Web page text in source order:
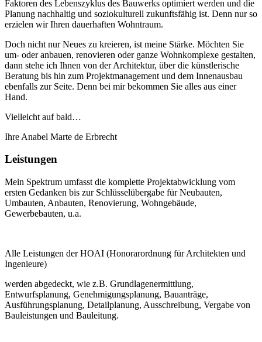
Faktoren des Lebenszyklus des Bauwerks optimiert werden und die
Planung nachhaltig und soziokulturell zukunftsfähig ist. Denn nur so
erzielen wir Ihren dauerhaften Wohntraum.
Doch nicht nur Neues zu kreieren, ist meine Stärke. Möchten Sie
um- oder anbauen, renovieren oder ganze Wohnkomplexe gestalten,
dann stehe ich Ihnen von der Architektur, über die künstlerische
Beratung bis hin zum Projektmanagement und dem Innenausbau
ebenfalls zur Seite. Denn bei mir bekommen Sie alles aus einer
Hand.
Vielleicht auf bald…
Ihre Anabel Marte de Erbrecht
Leistungen
Mein Spektrum umfasst die komplette Projektabwicklung vom
ersten Gedanken bis zur Schlüsselübergabe für Neubauten,
Umbauten, Anbauten, Renovierung, Wohngebäude,
Gewerbebauten, u.a.
Alle Leistungen der HOAI (Honorarordnung für Architekten und
Ingenieure)
werden abgedeckt, wie z.B. Grundlagenermittlung,
Entwurfsplanung, Genehmigungsplanung, Bauanträge,
Ausführungsplanung, Detailplanung, Ausschreibung, Vergabe von
Bauleistungen und Bauleitung.